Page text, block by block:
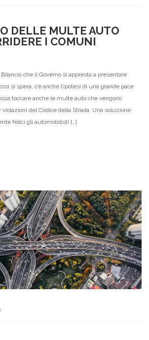
DELLE MULTE AUTO
I COMUNI
che il Governo si appresta a presentare
si spera, c’è anche l’ipotesi di una grande pace
toccare anche le multe auto che vengono
del Codice della Strada. Una soluzione
felici gli automobilisti […]